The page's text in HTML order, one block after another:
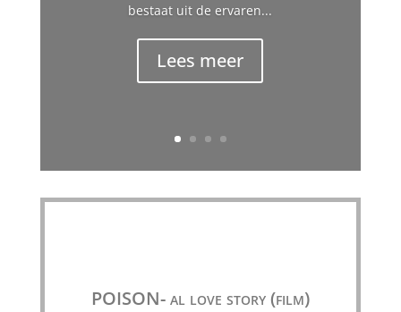
bestaat uit de ervaren...
Lees meer
POISON- al love story (film)